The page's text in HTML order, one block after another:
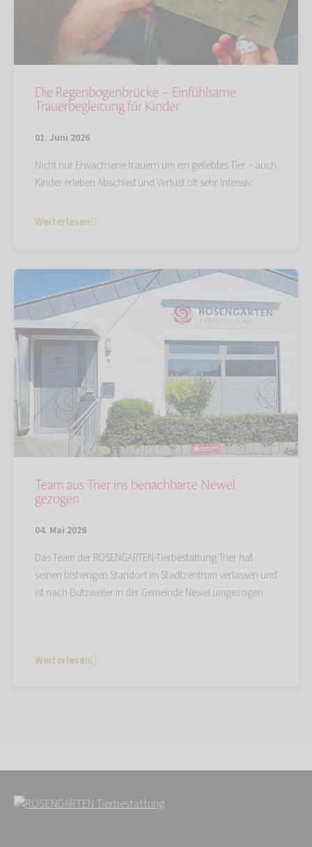
Die Regenbogenbrücke – Einfühlsame
Trauerbegleitung für Kinder
01. Juni 2026
Nicht nur Erwachsene trauern um ein geliebtes Tier – auch
Kinder erleben Abschied und Verlust oft sehr intensiv.
Weiterlesen
Team aus Trier ins benachbarte Newel
gezogen
04. Mai 2026
Das Team der ROSENGARTEN-Tierbestattung Trier hat
seinen bisherigen Standort im Stadtzentrum verlassen und
ist nach Butzweiler in der Gemeinde Newel umgezogen.
Weiterlesen